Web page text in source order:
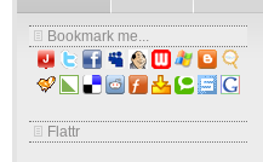
Bookmark me...
Flattr